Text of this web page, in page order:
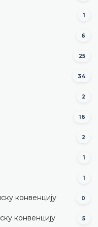
1
6
25
34
2
16
2
1
1
конвенцију 0
конвенцију 5